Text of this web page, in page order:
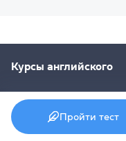
Курсы английского
Английский для
Пройти тест